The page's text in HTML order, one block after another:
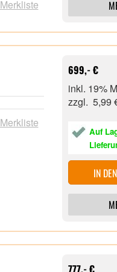
einem
699,- €
inkl. 19%
zzgl. 5,99
Auf
IN
777,- €